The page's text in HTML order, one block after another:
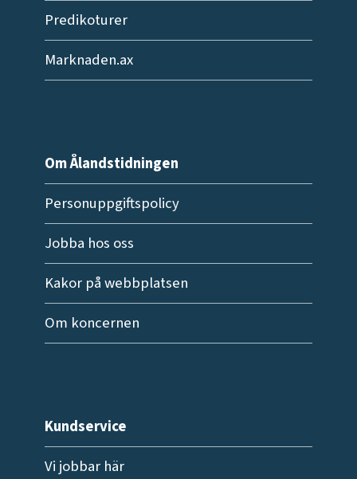
Predikoturer
Marknaden.ax
Om Ålandstidningen
Personuppgiftspolicy
Jobba hos oss
Kakor på webbplatsen
Om koncernen
Kundservice
Vi jobbar här